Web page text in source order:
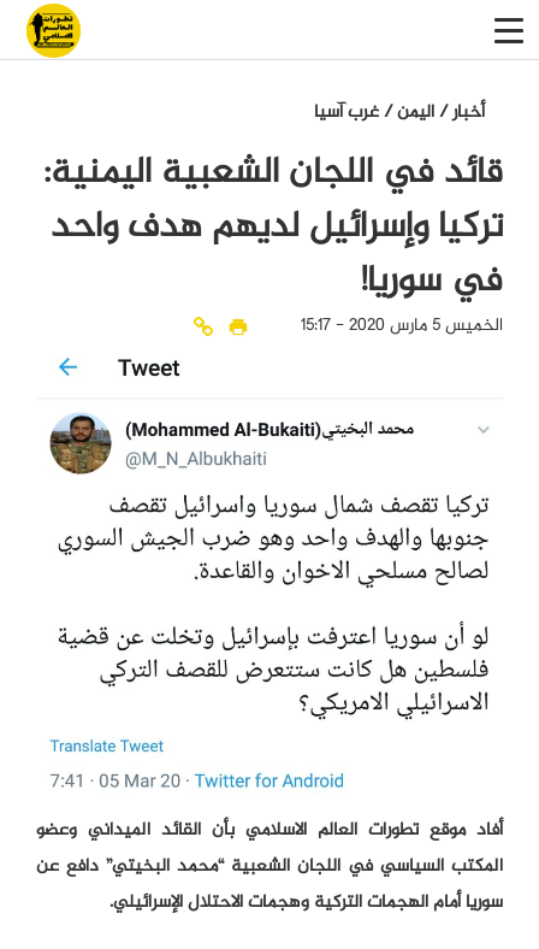
أخبار/اليمن/غرب آسيا
قائد في اللجان الشعبية اليمنية:
تركيا وإسرائيل لديهم هدف واحد
في سوريا!
الخميس 5 مارس 2020 - 15:17
أفاد موقع تطورات العالم الاسلامي بأن القائد الميداني وعضو
المكتب السياسي في اللجان الشعبية “محمد البخيتي” دافع عن
سوريا أمام الهجمات التركية وهجمات الاحتلال الإسرائيلي.